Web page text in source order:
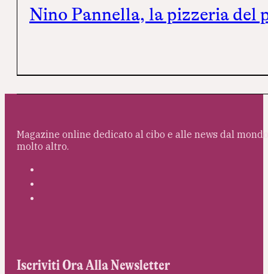
Nino Pannella, la pizzeria del
Magazine online dedicato al cibo e alle news dal
molto altro.
Iscriviti Ora Alla Newsletter